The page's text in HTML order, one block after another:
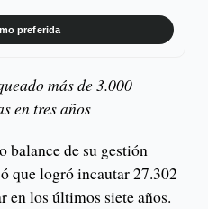
preferida
más de 3.000
en tres años
balance de su gestión
que logró incautar 27.302
en los últimos siete años.